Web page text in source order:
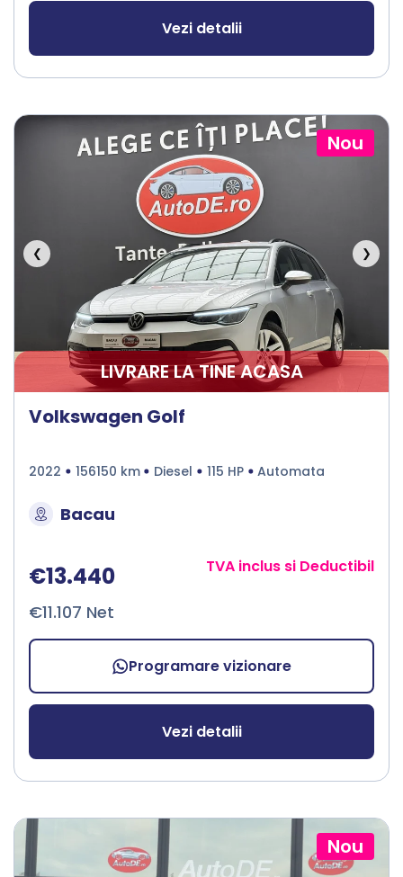
Vezi detalii
Nou
❮ ❯
LIVRARE LA TINE ACASA
Volkswagen Golf
2022 156150 km Diesel 115 HP Automata
Bacau
€13.440
€11.107 Net
TVA inclus si Deductibil
Programare vizionare
Vezi detalii
Nou